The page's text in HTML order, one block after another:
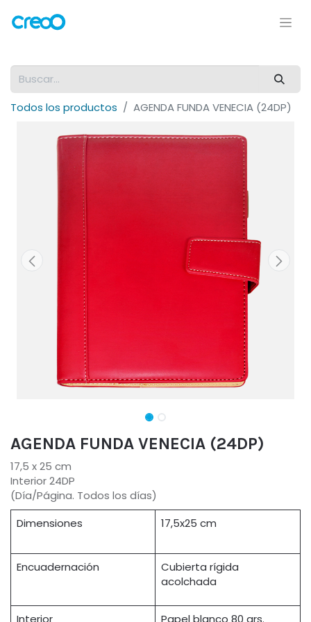
Todos los productos AGENDA FUNDA VENECIA (24DP)
AGENDA FUNDA VENECIA (24DP)
17,5 x 25 cm
Interior 24DP
(Día/Página. Todos los días)
Dimensiones
17,5x25 cm
Encuadernación
Cubierta rígida
acolchada
Interior Papel blanco 80 grs.